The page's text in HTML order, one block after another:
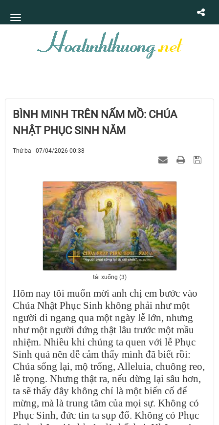
BÌNH MINH TRÊN NẤM MỒ: CHÚA
NHẬT PHỤC SINH NĂM
Thứ ba - 07/04/2026 00:38
tải xuống (3)
Hôm nay tôi muốn mời anh chị em bước vào
Chúa Nhật Phục Sinh không phải như một
người đi ngang qua một ngày lễ lớn, nhưng
như một người đứng thật lâu trước một mầu
nhiệm. Nhiều khi chúng ta quen với lễ Phục
Sinh quá nên dễ cảm thấy mình đã biết rồi:
Chúa sống lại, mộ trống, Alleluia, chuông reo,
lễ trọng. Nhưng thật ra, nếu dừng lại sâu hơn,
ta sẽ thấy đây không chỉ là một biến cố để
mừng, mà là trung tâm của mọi sự. Không có
Phục Sinh, đức tin ta sụp đổ. Không có Phục